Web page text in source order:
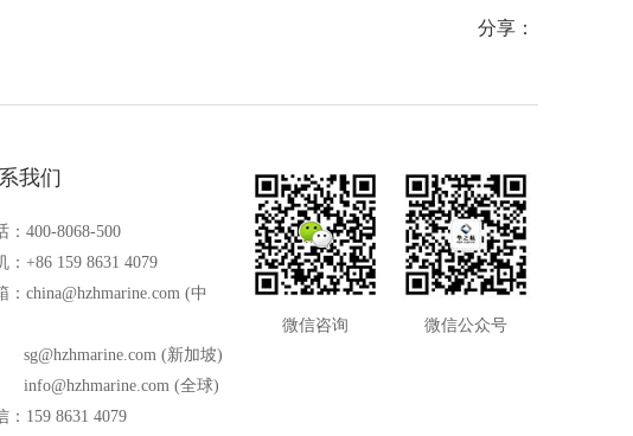
分享：
我们
：400-8068-500
：+86 159 8631 4079
：china@hzhmarine.com (中
sg@hzhmarine.com (新加坡)
info@hzhmarine.com (全球)
：159 8631 4079
微信咨询 微信公众号